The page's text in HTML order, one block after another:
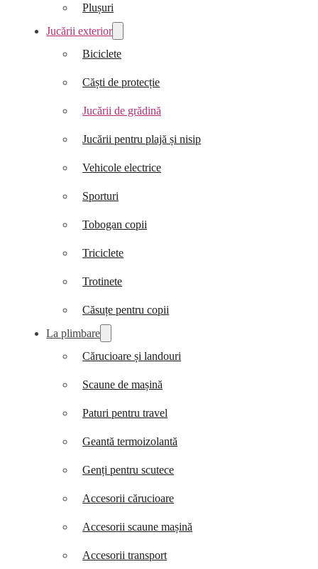
Plușuri
Jucării exterior
Biciclete
Căști de protecție
Jucării de grădină
Jucării pentru plajă și nisip
Vehicole electrice
Sporturi
Tobogan copii
Triciclete
Trotinete
Căsuțe pentru copii
La plimbare
Cărucioare și landouri
Scaune de mașină
Paturi pentru travel
Geantă termoizolantă
Genți pentru scutece
Accesorii cărucioare
Accesorii scaune mașină
Accesorii transport